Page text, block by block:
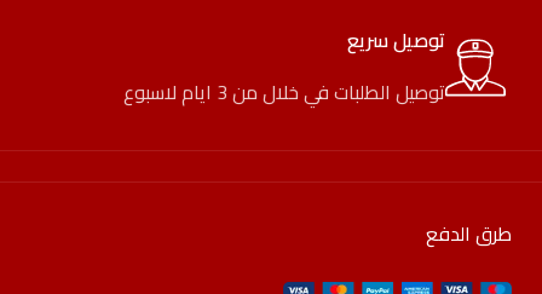
توصيل سريع
توصيل الطلبات في خلال من 3 ايام لاسبوع
طرق الدفع